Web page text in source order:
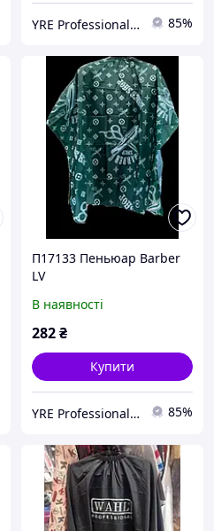
YRE Professional💅🏻 85%
П17133 Пеньюар Barber
LV
В наявності
282₴
Купити
YRE Professional💅🏻 85%